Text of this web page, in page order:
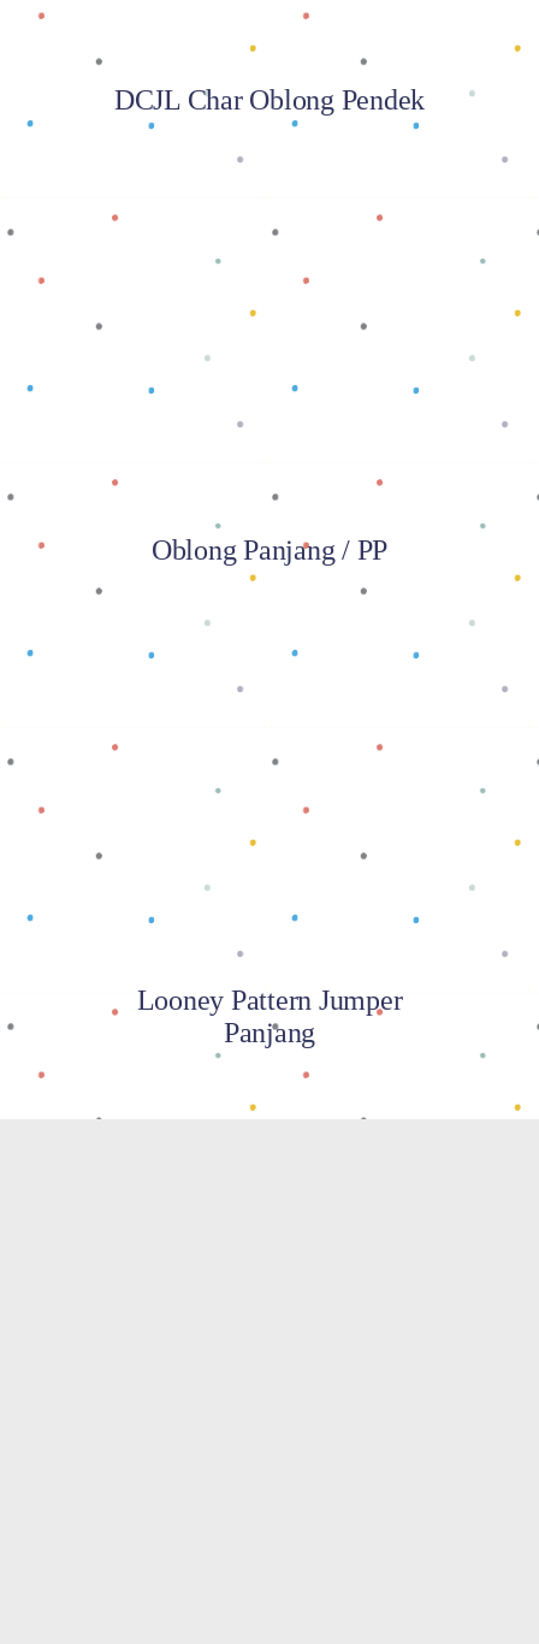
DCJL Char Oblong Pendek
Baca selengkapnya
Oblong Panjang / PP
Baca selengkapnya
Looney Pattern Jumper
Panjang